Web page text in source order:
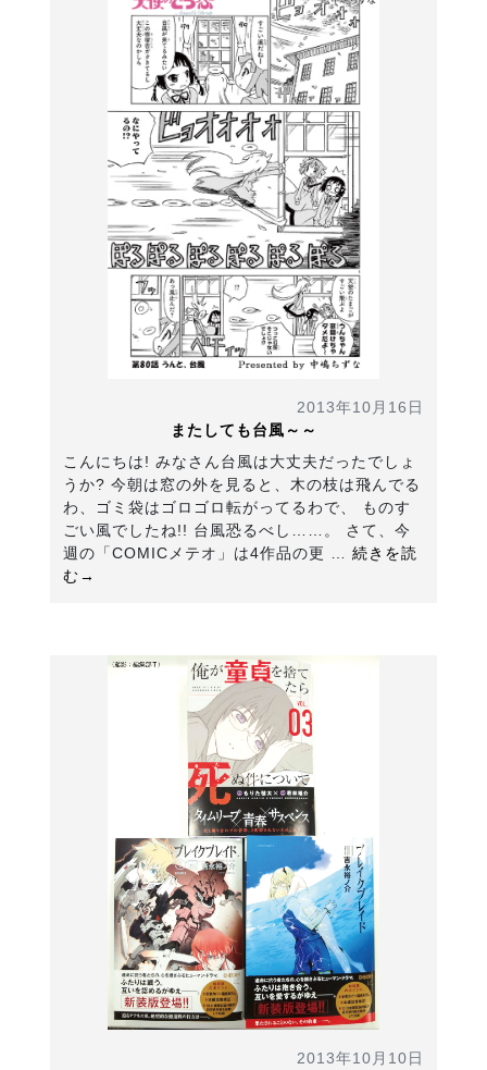
2013年10月16日
またしても台風～～
こんにちは! みなさん台風は大丈夫だったでしょ
うか? 今朝は窓の外を見ると、木の枝は飛んでる
わ、ゴミ袋はゴロゴロ転がってるわで、 ものす
ごい風でしたね!! 台風恐るべし……。 さて、今
週の「COMICメテオ」は4作品の更 … 続きを読
む→
2013年10月10日